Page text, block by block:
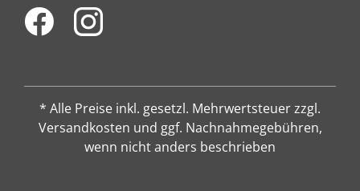
* Alle Preise inkl. gesetzl. Mehrwertsteuer zzgl.
Versandkosten und ggf. Nachnahmegebühren,
wenn nicht anders beschrieben